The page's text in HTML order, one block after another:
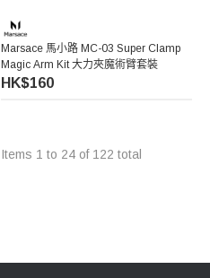
Marsace 馬小路 MC-03 Super Clamp
Magic Arm Kit 大力夾魔術臂套裝
HK$160
Items 1 to 24 of 122 total